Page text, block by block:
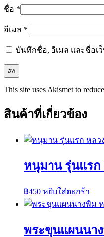
ชื่อ *
อีเมล *
บันทึกชื่อ, อีเมล และชื่อเ
This site uses Akismet to
สินค้าที่เกี่ยวข้อง
หนุมาน รุ่นแรก
฿450 หยิบใส่ตะกร้า
พระขุนแผนนา